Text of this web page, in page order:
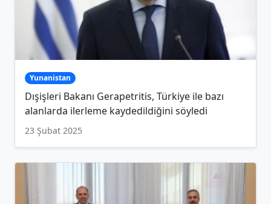
Yunanistan
Dışişleri Bakanı Gerapetritis, Türkiye ile bazı
alanlarda ilerleme kaydedildiğini söyledi
23 Şubat 2025